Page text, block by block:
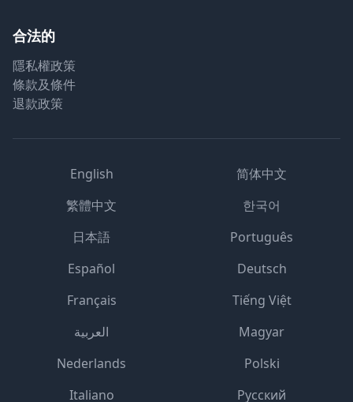
合法的
隱私權政策
條款及條件
退款政策
English
简体中文
繁體中文
한국어
日本語
Português
Español
Deutsch
Français
Tiếng Việt
العربية
Magyar
Nederlands
Polski
Italiano
Русский